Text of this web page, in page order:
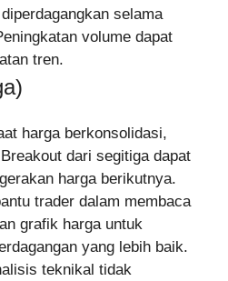
selama
volume dapat
tren.
harga berkonsolidasi,
dari segitiga dapat
harga berikutnya.
trader dalam membaca
grafik harga untuk
yang lebih baik.
teknikal tidak